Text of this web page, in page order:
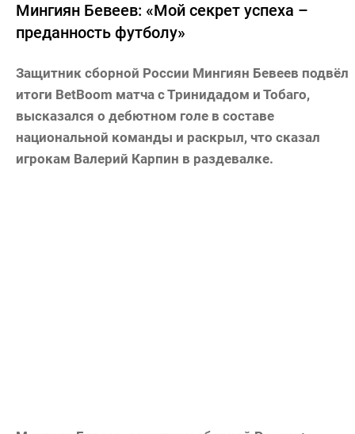
Мингиян Бевеев: «Мой секрет успеха –
преданность футболу»
Защитник сборной России Мингиян Бевеев подвёл
итоги BetBoom матча с Тринидадом и Тобаго,
высказался о дебютном голе в составе
национальной команды и раскрыл, что сказал
игрокам Валерий Карпин в раздевалке.